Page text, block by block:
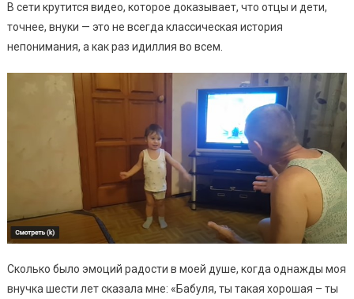
В сети крутится видео, которое доказывает, что отцы и дети,
точнее, внуки — это не всегда классическая история
непонимания, а как раз идиллия во всем.
Сколько было эмоций радости в моей душе, когда однажды моя
внучка шести лет сказала мне: «Бабуля, ты такая хорошая – ты